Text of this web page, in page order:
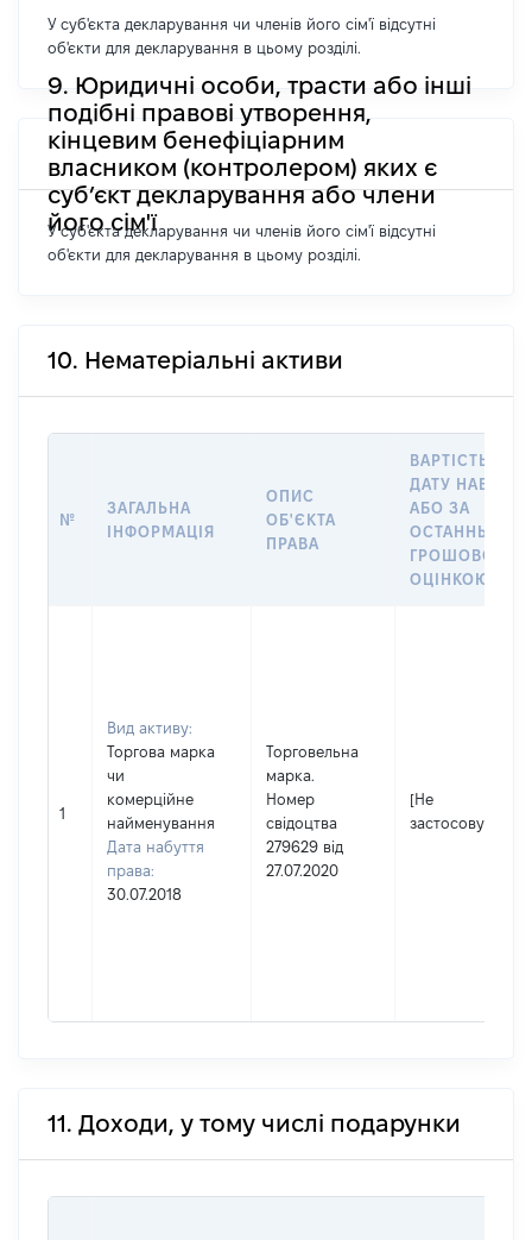
У суб'єкта декларування чи членів його сім'ї відсутні
об'єкти для декларування в цьому розділі.
9. Юридичні особи, трасти або інші
подібні правові утворення,
кінцевим бенефіціарним
власником (контролером) яких є
суб’єкт декларування або члени
його сім'ї
У суб'єкта декларування чи членів його сім'ї відсутні
об'єкти для декларування в цьому розділі.
10. Нематеріальні активи
№
ЗАГАЛЬНА
ІНФОРМАЦІЯ
ОПИС
ОБ'ЄКТА
ПРАВА
ВАРТІСТЬ НА
ДАТУ НАБУТТЯ
АБО ЗА
ОСТАННЬОЮ
ГРОШОВОЮ
ОЦІНКОЮ
1
Вид активу:
Торгова марка
чи
комерційне
найменування
Дата набуття
права:
30.07.2018
Торговельна
марка.
Номер
свідоцтва
279629 від
27.07.2020
[Не
застосовується]
11. Доходи, у тому числі подарунки